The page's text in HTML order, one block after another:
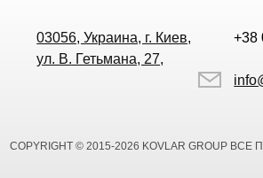
03056, Украина, г. Киев,
ул. В. Гетьмана, 27,
+38
COPYRIGHT © 2015-2026 KOVLAR GROUP